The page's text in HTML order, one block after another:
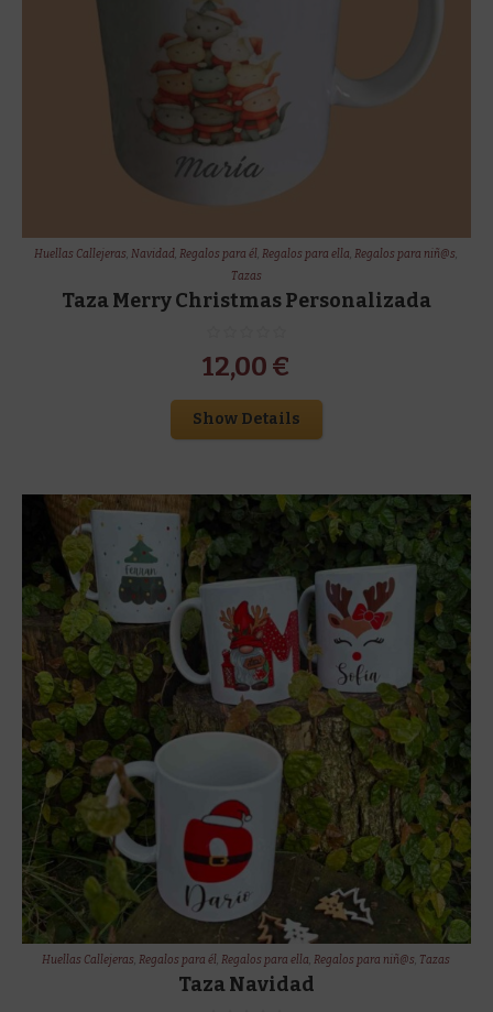
Huellas Callejeras,Navidad,Regalos para él,Regalos para ella,Regalos para niñ@s,
Tazas
Taza Merry Christmas Personalizada
12,00 €
Show Details
Huellas Callejeras,Regalos para él,Regalos para ella,Regalos para niñ@s, Tazas
Taza Navidad